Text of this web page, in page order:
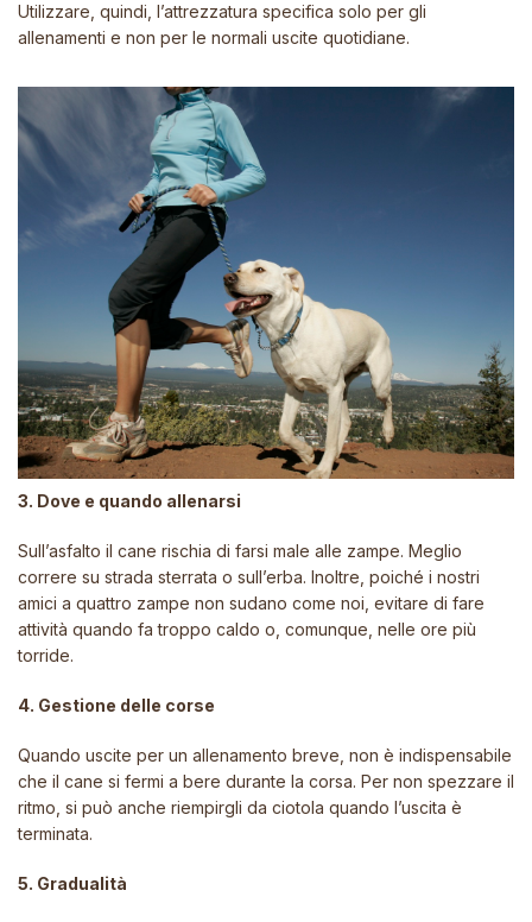
Utilizzare, quindi, l’attrezzatura specifica solo per gli
allenamenti e non per le normali uscite quotidiane.
3. Dove e quando allenarsi
Sull’asfalto il cane rischia di farsi male alle zampe. Meglio
correre su strada sterrata o sull’erba. Inoltre, poiché i nostri
amici a quattro zampe non sudano come noi, evitare di fare
attività quando fa troppo caldo o, comunque, nelle ore più
torride.
4. Gestione delle corse
Quando uscite per un allenamento breve, non è indispensabile
che il cane si fermi a bere durante la corsa. Per non spezzare il
ritmo, si può anche riempirgli da ciotola quando l’uscita è
terminata.
5. Gradualità